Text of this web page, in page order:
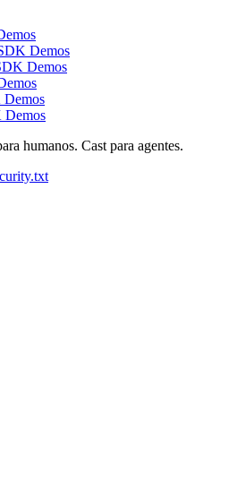
Demos
Demos
humanos. Cast para agentes.